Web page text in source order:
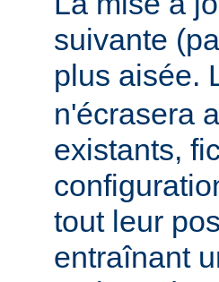
suivante
plus aisée.
n'écrasera
existants,
tout leur
entraînant